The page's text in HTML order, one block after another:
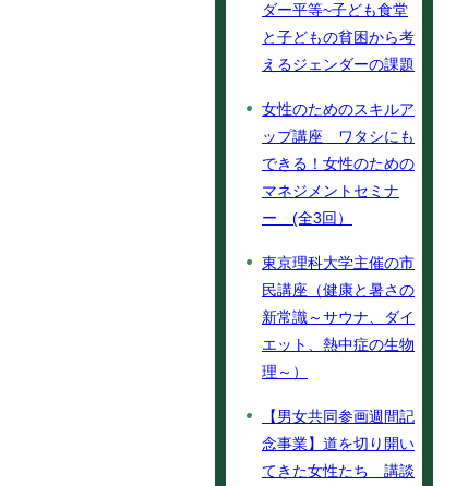
ダー平等~子ども食堂
と子どもの貧困から考
えるジェンダーの課題
女性のためのスキルア
ップ講座 ワタシにも
できる！女性のための
マネジメントセミナ
ー (全3回）
東京理科大学主催の市
民講座（健康と暑さの
新常識～サウナ、ダイ
エット、熱中症の生物
理～）
【男女共同参画週間記
念事業】道を切り開い
てきた女性たち 講談